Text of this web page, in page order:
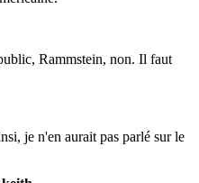
Rammstein, non. Il faut
je n'en aurait pas parlé sur le